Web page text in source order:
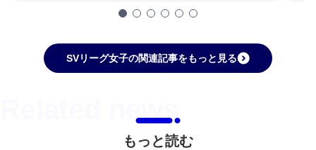
SVリーグ女子の関連記事をもっと見る
もっと読む